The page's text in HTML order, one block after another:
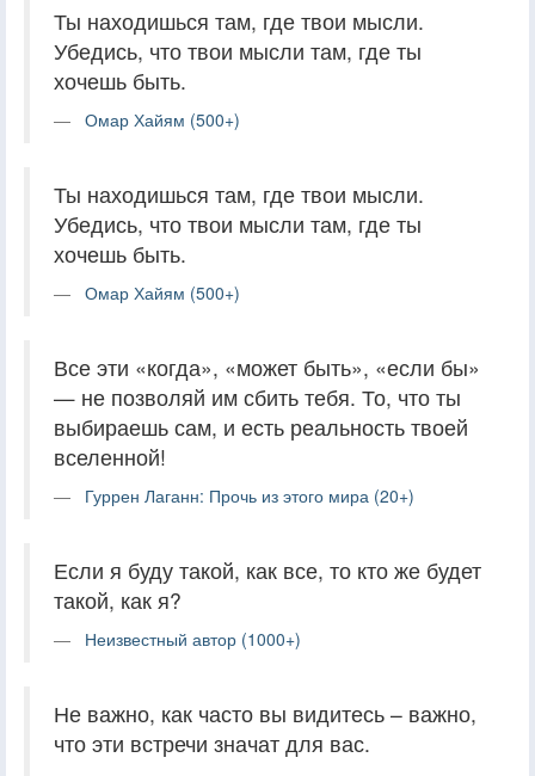
Ты находишься там, где твои мысли.
Убедись, что твои мысли там, где ты
хочешь быть.
Омар Хайям (500+)
Ты находишься там, где твои мысли.
Убедись, что твои мысли там, где ты
хочешь быть.
Омар Хайям (500+)
Все эти «когда», «может быть», «если бы»
— не позволяй им сбить тебя. То, что ты
выбираешь сам, и есть реальность твоей
вселенной!
Гуррен Лаганн: Прочь из этого мира (20+)
Если я буду такой, как все, то кто же будет
такой, как я?
Неизвестный автор (1000+)
Не важно, как часто вы видитесь – важно,
что эти встречи значат для вас.